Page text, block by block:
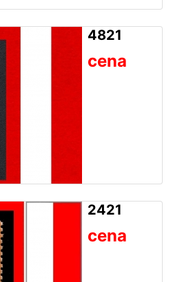
4821
cena
2421
cena